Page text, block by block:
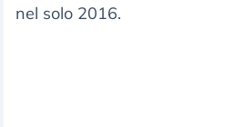
nel solo 2016.